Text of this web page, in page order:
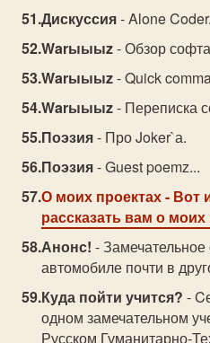
Дискуссия- Alone Coder.
Warыыыz- Обзор
Warыыыz- Quick
Warыыыz- Переписка
Поэзия- Про Joker`а.
Поэзия- Guest poemz...
О моих проектах- Вот
рассказать вам о
Анонс! -
автомобиле почти в
Куда пойти учится? -
одном замечательном
Русском Гуманитарно-